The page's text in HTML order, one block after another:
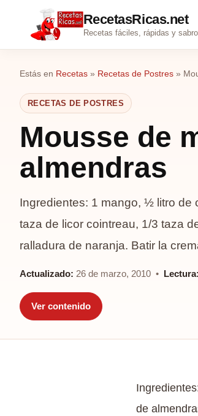
RecetasRicas.net
Recetas fáciles, rápidas y
Estás en Recetas » Recetas de Postres »
RECETAS DE POSTRES
Mousse de
almendras
Ingredientes: 1 mango, ½ litro de
taza de licor cointreau, 1/3 taza
ralladura de naranja. Batir la
Actualizado: 26 de marzo, 2010 • Lectura:
Ver contenido
de